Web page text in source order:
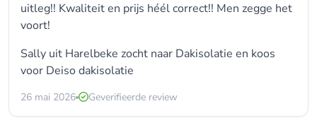
uitleg!! Kwaliteit en prijs héél correct!! Men zegge het
voort!
Sally uit Harelbeke zocht naar Dakisolatie en koos
voor Deiso dakisolatie
26 mai 2026 Geverifieerde review